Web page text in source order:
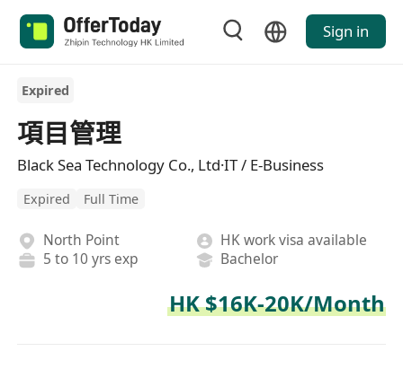
Sign in
Expired
項目管理
Black Sea Technology Co., Ltd·IT / E-Business
Expired Full Time
North Point
HK work visa available
5 to 10 yrs exp
Bachelor
HK $16K-20K/Month